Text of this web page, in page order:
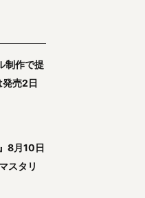
制作で提
売2日
8月10日
スタリ